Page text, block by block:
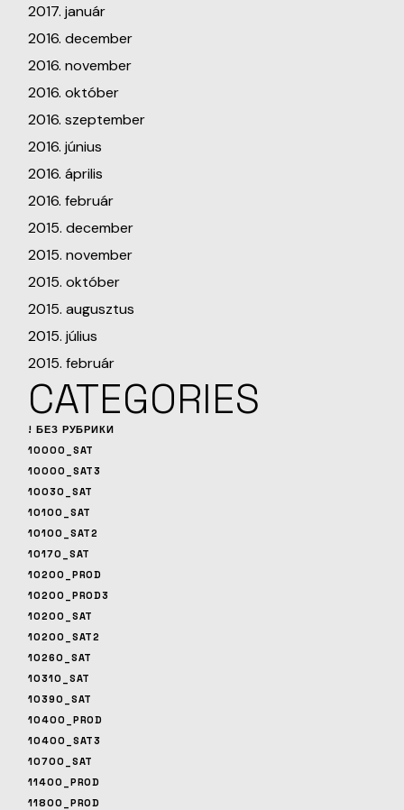
2017. január
2016. december
2016. november
2016. október
2016. szeptember
2016. június
2016. április
2016. február
2015. december
2015. november
2015. október
2015. augusztus
2015. július
2015. február
CATEGORIES
! БЕЗ РУБРИКИ
10000_SAT
10000_SAT3
10030_SAT
10100_SAT
10100_SAT2
10170_SAT
10200_PROD
10200_PROD3
10200_SAT
10200_SAT2
10260_SAT
10310_SAT
10390_SAT
10400_PROD
10400_SAT3
10700_SAT
11400_PROD
11800_PROD